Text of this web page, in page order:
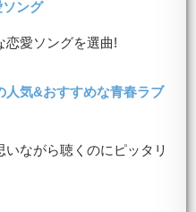
ソング
恋愛ソングを選曲!
人気&おすすめな青春ラブ
ながら聴くのにピッタリ